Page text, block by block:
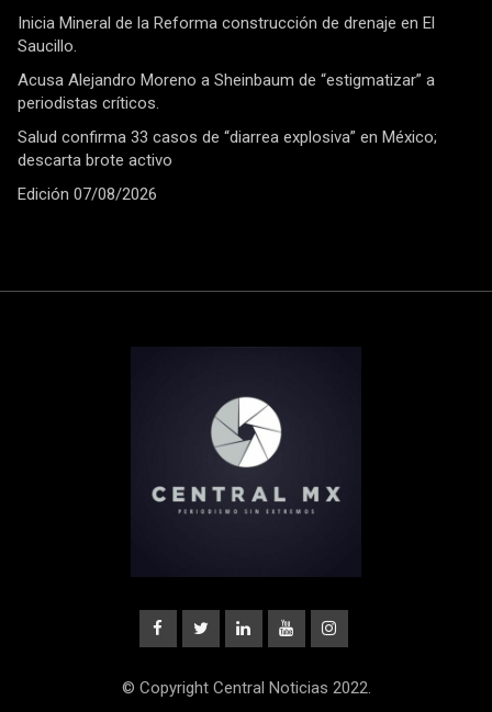
Inicia Mineral de la Reforma construcción de drenaje en El
Saucillo.
Acusa Alejandro Moreno a Sheinbaum de “estigmatizar” a
periodistas críticos.
Salud confirma 33 casos de “diarrea explosiva” en México;
descarta brote activo
Edición 07/08/2026
© Copyright Central Noticias 2022.